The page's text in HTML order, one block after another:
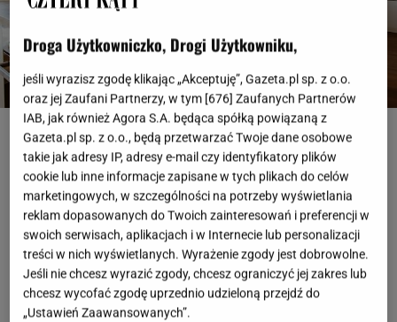
fot. shutterstock, Katrina Era
OTWÓRZ GALERIĘ(3)
Wybór odpowiedniej deski do krojenia to nie tylko
kwestia estetyki. To przedmiot, który używasz
codziennie, więc musi być solidny, bezpieczny i
odporny na zarysowania. Kuchnie różnią się stylem,
a potrzeby gotujących bywają zupełnie inne, dlatego
Droga Użytkowniczko, Drogi Użytkowniku,
jeśli wyrazisz zgodę klikając „Akceptuję”, Gazeta.pl sp. z o.o.
oraz jej Zaufani Partnerzy, w tym [676] Zaufanych Partnerów
IAB, jak również Agora S.A. będąca spółką powiązaną z
Gazeta.pl sp. z o.o., będą przetwarzać Twoje dane osobowe
takie jak adresy IP, adresy e-mail czy identyfikatory plików
cookie lub inne informacje zapisane w tych plikach do celów
marketingowych, w szczególności na potrzeby wyświetlania
reklam dopasowanych do Twoich zainteresowań i preferencji w
swoich serwisach, aplikacjach i w Internecie lub personalizacji
treści w nich wyświetlanych. Wyrażenie zgody jest dobrowolne.
Jeśli nie chcesz wyrazić zgody, chcesz ograniczyć jej zakres lub
chcesz wycofać zgodę uprzednio udzieloną przejdź do
„Ustawień Zaawansowanych”.